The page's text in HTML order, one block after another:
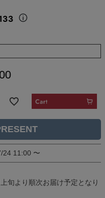
24 11:00 〜
旬より順次お届け予定となり